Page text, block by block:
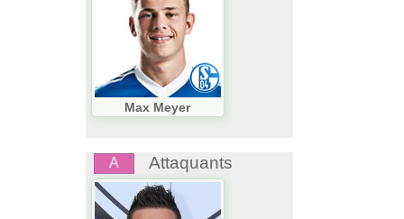
Max Meyer
A Attaquants